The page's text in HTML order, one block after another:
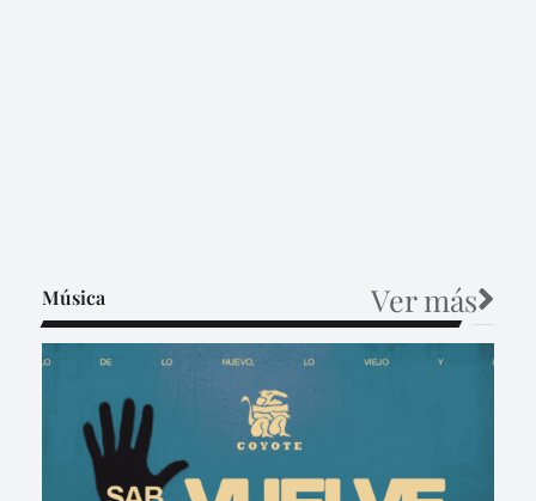
Música Ver más